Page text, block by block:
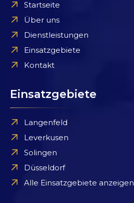
Startseite
Über uns
Dienstleistungen
Einsatzgebiete
Kontakt
Einsatzgebiete
Langenfeld
Leverkusen
Solingen
Düsseldorf
Alle Einsatzgebiete anzeigen